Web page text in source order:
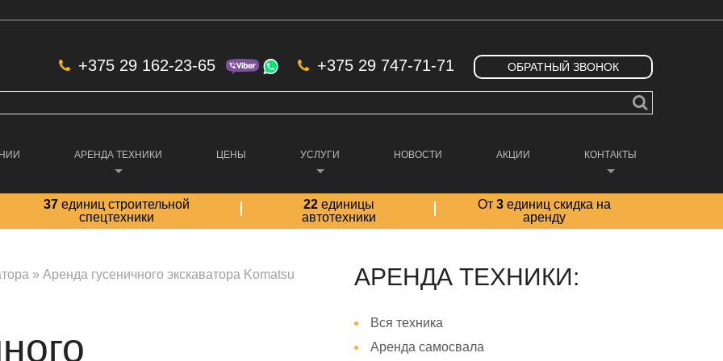
+375 29 162-23-65 +375 29 747-71-71 ОБРАТНЫЙ ЗВОНОК
АРЕНДА ТЕХНИКИ ЦЕНЫ УСЛУГИ НОВОСТИ АКЦИИ КОНТАКТЫ
37единиц строительной
спецтехники
22 единицы
автотехники
От3 единиц скидка на
аренду
» Аренда гусеничного экскаватора Komatsu
АРЕНДА ТЕХНИКИ:
Вся техника
Аренда самосвала